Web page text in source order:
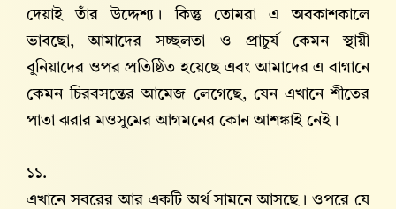
দেয়াই তাঁর উদ্দেশ্য। কিন্তু তোমরা এ অবকাশকালে
ভাবছো, আমাদের সচ্ছলতা ও প্রাচুর্য কেমন স্থায়ী
বুনিয়াদের ওপর প্রতিষ্ঠিত হয়েছে এবং আমাদের এ বাগানে
কেমন চিরবসন্তের আমেজ লেগেছে, যেন এখানে শীতের
পাতা ঝরার মওসুমের আগমনের কোন আশঙ্কাই নেই।
১১.
এখানে সবরের আর একটি অর্থ সামনে আসছে। ওপরে যে